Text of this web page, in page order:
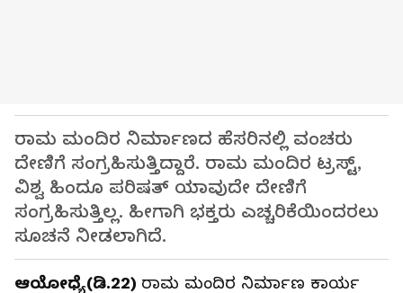
ರಾಮ ಮಂದಿರ ನಿರ್ಮಾಣದ ಹೆಸರಿನಲ್ಲಿ ವಂಚರು
ದೇಣಿಗೆ ಸಂಗ್ರಹಿಸುತ್ತಿದ್ದಾರೆ. ರಾಮ ಮಂದಿರ ಟ್ರಸ್ಟ್,
ವಿಶ್ವ ಹಿಂದೂ ಪರಿಷತ್ ಯಾವುದೇ ದೇಣಿಗೆ
ಸಂಗ್ರಹಿಸುತ್ತಿಲ್ಲ. ಹೀಗಾಗಿ ಭಕ್ತರು ಎಚ್ಚರಿಕೆಯಿಂದರಲು
ಸೂಚನೆ ನೀಡಲಾಗಿದೆ.
ಆಯೋಧ್ಯೆ(ಡಿ.22) ರಾಮ ಮಂದಿರ ನಿರ್ಮಾಣ ಕಾರ್ಯ